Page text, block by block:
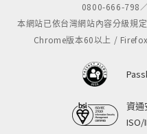
0800-666-798
本網站已依台灣網站內容分級規
Chrome版本60以上 /
資通
ISO/